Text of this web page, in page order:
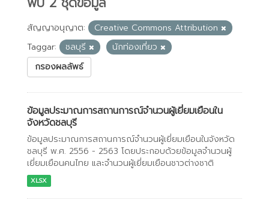
สัญญาอนุญาต:
Creative Commons Attribution
Taggar:
ชลบุรี
นักท่องเที่ยว
กรองผลลัพธ์
ข้อมูลประมาณการสถานการณ์จำนวนผู้เยี่ยมเยือนใน
จังหวัดชลบุรี
ข้อมูลประมาณการสถานการณ์จำนวนผู้เยี่ยมเยือนในจังหวัด
ชลบุรี พ.ศ. 2556 - 2563 โดยประกอบด้วยข้อมูลจำนวนผู้
เยี่ยมเยือนคนไทย และจำนวนผู้เยี่ยมเยือนชาวต่างชาติ
XLSX